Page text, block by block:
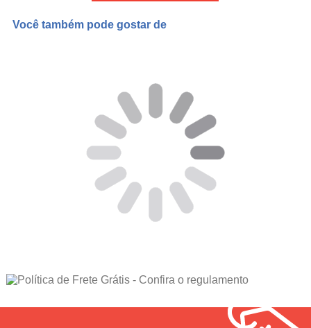
Você também pode gostar de